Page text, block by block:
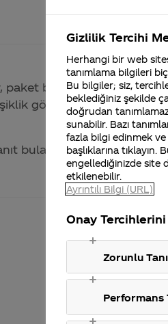
paket boyutlarına, üretim
göstermektedir.
bulabileceğiniz Merak
Gizlilik Tercihi
Herhangi bir web
tanımlama bilgileri
Bu bilgiler; siz,
beklediğiniz şekilde
doğrudan
sunabilir. Bazı
fazla bilgi edinmek ve
başlıklarına
engellediğinizde site
etkilenebilir.
Ayrıntılı Bilgi (URL)
Onay
Zorunlu
Performans